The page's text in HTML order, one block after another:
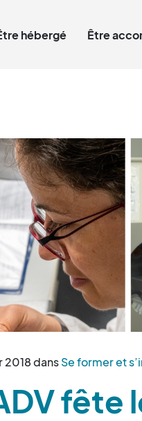
hébergé Être
2018dansSe former et
fête